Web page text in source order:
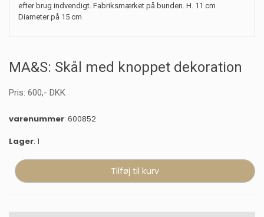
efter brug indvendigt. Fabriksmærket på bunden. H. 11 cm
Diameter på 15 cm
MA&S: Skål med knoppet dekoration
Pris: 600,- DKK
varenummer: 600852
Lager: 1